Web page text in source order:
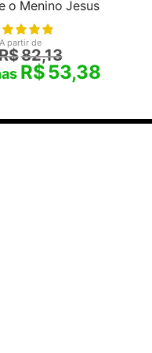
o Menino Jesus
A partir de
82,13
R$53,38